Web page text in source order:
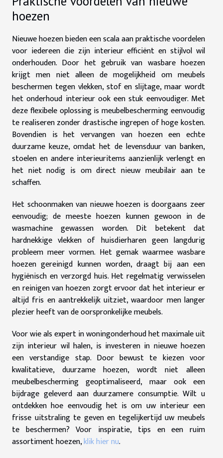
hoezen
Nieuwe hoezen bieden een scala aan praktische voordelen
voor iedereen die zijn interieur efficiënt en stijlvol wil
onderhouden. Door het gebruik van wasbare hoezen
krijgt men niet alleen de mogelijkheid om meubels
beschermen tegen vlekken, stof en slijtage, maar wordt
het onderhoud interieur ook een stuk eenvoudiger. Met
deze flexibele oplossing is meubelbescherming eenvoudig
te realiseren zonder drastische ingrepen of hoge kosten.
Bovendien is het vervangen van hoezen een echte
duurzame keuze, omdat het de levensduur van banken,
stoelen en andere interieuritems aanzienlijk verlengt en
het niet nodig is om direct nieuw meubilair aan te
schaffen.
Het schoonmaken van nieuwe hoezen is doorgaans zeer
eenvoudig; de meeste hoezen kunnen gewoon in de
wasmachine gewassen worden. Dit betekent dat
hardnekkige vlekken of huisdierharen geen langdurig
probleem meer vormen. Het gemak waarmee wasbare
hoezen gereinigd kunnen worden, draagt bij aan een
hygiënisch en verzorgd huis. Het regelmatig verwisselen
en reinigen van hoezen zorgt ervoor dat het interieur er
altijd fris en aantrekkelijk uitziet, waardoor men langer
plezier heeft van de oorspronkelijke meubels.
Voor wie als expert in woningonderhoud het maximale uit
zijn interieur wil halen, is investeren in nieuwe hoezen
een verstandige stap. Door bewust te kiezen voor
kwalitatieve, duurzame hoezen, wordt niet alleen
meubelbescherming geoptimaliseerd, maar ook een
bijdrage geleverd aan duurzamere consumptie. Wilt u
ontdekken hoe eenvoudig het is om uw interieur een
frisse uitstraling te geven en tegelijkertijd uw meubels
te beschermen? Voor inspiratie, tips en een ruim
assortiment hoezen,klik hier nu.